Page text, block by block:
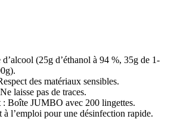
(25g d’éthanol à 94 %, 35g de 1-
des matériaux sensibles.
laisse pas de traces.
: Boîte JUMBO avec 200 lingettes.
l’emploi pour une désinfection rapide.